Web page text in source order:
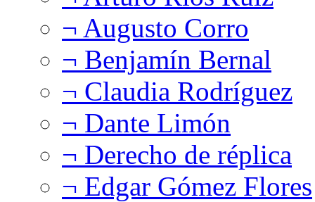
¬ Augusto Corro
¬ Benjamín Bernal
¬ Claudia Rodríguez
¬ Dante Limón
¬ Derecho de réplica
¬ Edgar Gómez Flores